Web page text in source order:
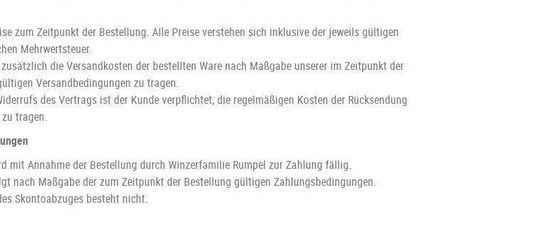
zum Zeitpunkt der Bestellung. Alle Preise verstehen sich inklusive der jeweils gültigen
Mehrwertsteuer.
die Versandkosten der bestellten Ware nach Maßgabe unserer im Zeitpunkt der
Versandbedingungen zu tragen.
des Vertrags ist der Kunde verpflichtet, die regelmäßigen Kosten der Rücksendung
tragen.
mit Annahme der Bestellung durch Winzerfamilie Rumpel zur Zahlung fällig.
nach Maßgabe der zum Zeitpunkt der Bestellung gültigen Zahlungsbedingungen.
Skontoabzuges besteht nicht.